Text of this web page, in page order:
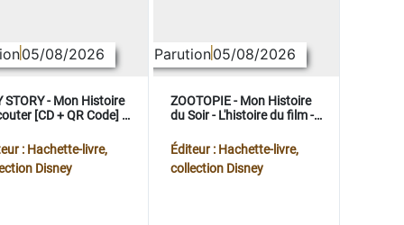
05/08/2026
STORY - Mon Histoire
[CD + QR Code] -
: Hachette-livre,
Disney
Parution05/08/2026
ZOOTOPIE - Mon Histoire
du Soir - L'histoire du film -
Éditeur : Hachette-livre,
collection Disney